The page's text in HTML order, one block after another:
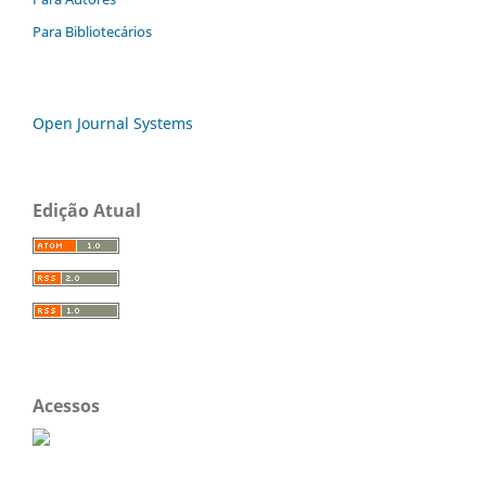
Para Bibliotecários
Open Journal Systems
Edição Atual
Acessos